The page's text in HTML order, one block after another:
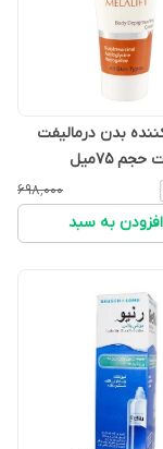
بدن درمالیفت
75میل
۶۹۸٬۰۰۰
افزودن به سبد